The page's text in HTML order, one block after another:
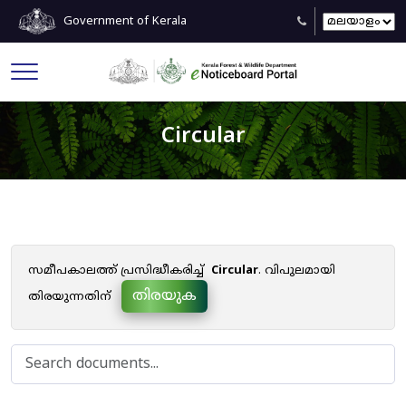
Government of Kerala
Circular
സമീപകാലത്ത് പ്രസിദ്ധീകരിച്ച് Circular. വിപുലമായി
തിരയുന്നതിന്
തിരയുക